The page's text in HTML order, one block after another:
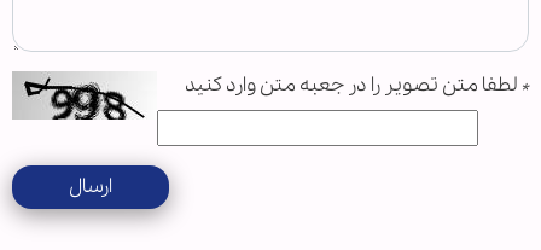
* لطفا متن تصویر را در جعبه متن وارد کنید
ارسال